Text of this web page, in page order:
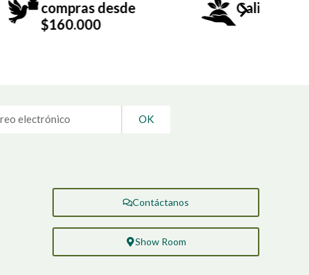
Calidad y frescura
OK
Contáctanos
Show Room